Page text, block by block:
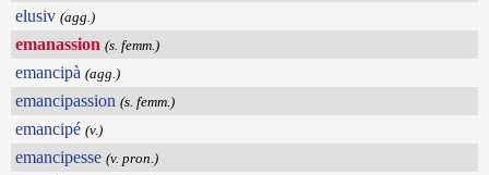
elusiv (agg.)
emanassion (s. femm.)
emancipà (agg.)
emancipassion (s. femm.)
emancipé (v.)
emancipesse (v. pron.)